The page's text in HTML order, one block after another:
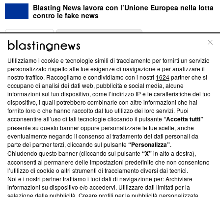
Blasting News lavora con l’Unione Europea nella lotta
contro le fake news
ABOUT
Questa sezione offre informazioni trasparenti su Blasting
News, sui nostri processi editoriali e su come ci impegniamo a
creare news di qualità. Inoltre, afferma la nostra aderenza a
‘Trust Project - News with Integrity’Blasting News non è
ancora membro del programma, ma ha richiesto di farne
parte; Trust Project non ha ancora effettuato una verifica di
conformità agli standard.
Su di noi
Team editoriale
Corporate
Utilizziamo i cookie e tecnologie simili di tracciamento per fornirti un servizio
personalizzato rispetto alle tue esigenze di navigazione e per analizzare il
nostro traffico. Raccogliamo e condividiamo con i nostri 1624partner che si
occupano di analisi dei dati web, pubblicità e social media, alcune
informazioni sul tuo dispositivo, come l’indirizzo IP e le caratteristiche del tuo
dispositivo, i quali potrebbero combinarle con altre informazioni che hai
fornito loro o che hanno raccolto dal tuo utilizzo dei loro servizi. Puoi
acconsentire all’uso di tali tecnologie cliccando il pulsante“Accetta tutti”
presente su questo banner oppure personalizzare le tue scelte, anche
eventualmente negando il consenso al trattamento dei dati personali da
parte dei partner terzi, cliccando sul pulsante“Personalizza”.
Chiudendo questo banner (cliccando sul pulsante“X”in alto a destra),
acconsenti al permanere delle impostazioni predefinite che non consentono
l’utilizzo di cookie o altri strumenti di tracciamento diversi dai tecnici.
Noi e i nostri partner trattiamo i tuoi dati di navigazione per: Archiviare
informazioni su dispositivo e/o accedervi. Utilizzare dati limitati per la
selezione della pubblicità. Creare profili per la pubblicità personalizzata.